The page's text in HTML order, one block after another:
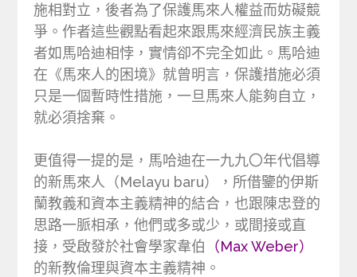
施相對立，後者為了保護馬來人權益而妨礙競
爭。作者這些觀點看起來跟馬來經濟民族主義
者如馬哈迪相悖，實情卻不完全如此。馬哈迪
在《馬來人的困境》就曾明言，保護措施必須
只是一個暫時性措施，一旦馬來人能夠自立，
就必須捨棄。
更值得一提的是，馬哈迪在一九九〇年代倡導
的新馬來人（Melayu baru），所借鑒的伊斯
蘭教義和資本主義精神的結合，也跟陳忠登的
思路一脈相承，他們或多或少，或間接或直
接，受啟發於社會學家韋伯
（Max Weber）
的新教倫理與資本主義精神。